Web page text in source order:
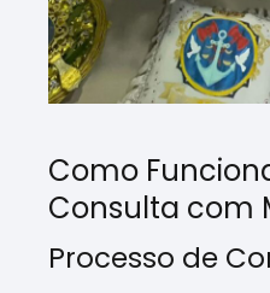
Como
Consulta com
Processo de